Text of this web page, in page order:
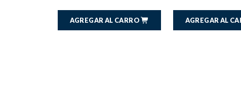
AGREGAR AL CARRO AGREGAR AL